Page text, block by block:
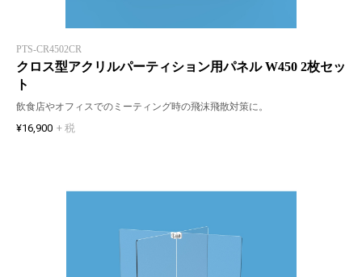
PTS-CR4502CR
クロス型アクリルパーティション用パネル W450 2枚セッ
ト
飲食店やオフィスでのミーティング時の飛沫飛散対策に。
¥16,900 + 税